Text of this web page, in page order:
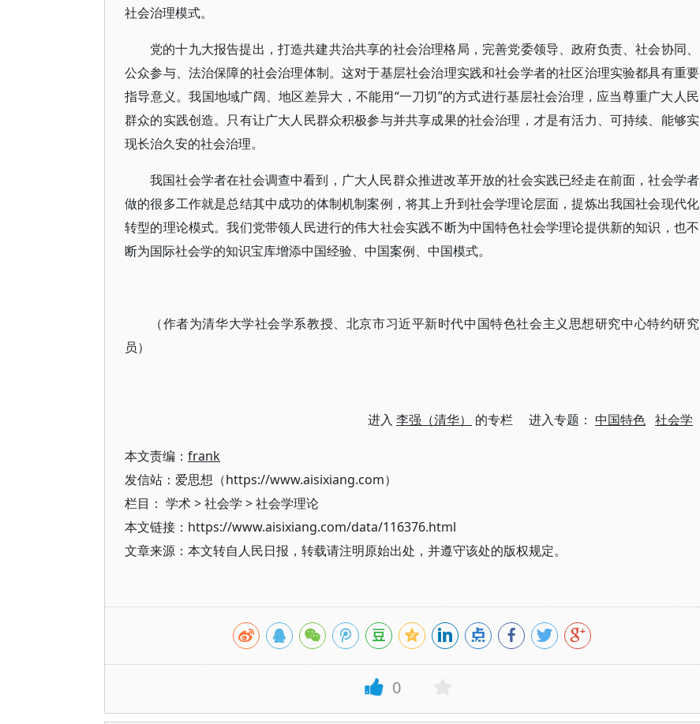
社会治理模式。
党的十九大报告提出，打造共建共治共享的社会治理格局，完善党委领导、政府负责、社会协同、
公众参与、法治保障的社会治理体制。这对于基层社会治理实践和社会学者的社区治理实验都具有重要
指导意义。我国地域广阔、地区差异大，不能用“一刀切”的方式进行基层社会治理，应当尊重广大人民
群众的实践创造。只有让广大人民群众积极参与并共享成果的社会治理，才是有活力、可持续、能够实
现长治久安的社会治理。
我国社会学者在社会调查中看到，广大人民群众推进改革开放的社会实践已经走在前面，社会学者
做的很多工作就是总结其中成功的体制机制案例，将其上升到社会学理论层面，提炼出我国社会现代化
转型的理论模式。我们党带领人民进行的伟大社会实践不断为中国特色社会学理论提供新的知识，也不
断为国际社会学的知识宝库增添中国经验、中国案例、中国模式。
（作者为清华大学社会学系教授、北京市习近平新时代中国特色社会主义思想研究中心特约研究
员）
进入 李强（清华） 的专栏 进入专题： 中国特色 社会学
本文责编： frank
发信站：爱思想（https://www.aisixiang.com）
栏目： 学术>社会学 >社会学理论
本文链接：https://www.aisixiang.com/data/116376.html
文章来源：本文转自人民日报，转载请注明原始出处，并遵守该处的版权规定。
0